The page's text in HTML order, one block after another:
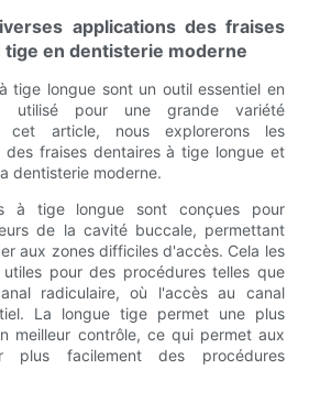
applications des fraises
tige en dentisterie moderne
tige longue sont un outil essentiel en
utilisé pour une grande variété
cet article, nous explorerons les
des fraises dentaires à tige longue et
dentisterie moderne.
à tige longue sont conçues pour
de la cavité buccale, permettant
aux zones difficiles d'accès. Cela les
pour des procédures telles que
radiculaire, où l'accès au canal
La longue tige permet une plus
meilleur contrôle, ce qui permet aux
plus facilement des procédures